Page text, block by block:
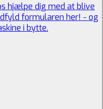
hjælpe dig med at blive
formularen her! - og
i bytte.